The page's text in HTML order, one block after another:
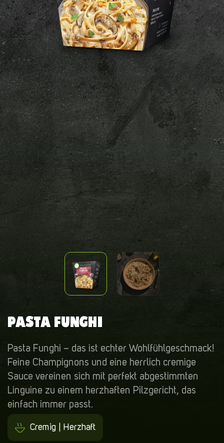
PASTA FUNGHI
Pasta Funghi – das ist echter Wohlfühlgeschmack!
Feine Champignons und eine herrlich cremige
Sauce vereinen sich mit perfekt abgestimmten
Linguine zu einem herzhaften Pilzgericht, das
einfach immer passt.
Cremig | Herzhaft